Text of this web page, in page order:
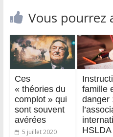
Vous pourrez
Ces
« théories du
complot » qui
sont souvent
avérées
5 juillet 2020
famille
danger